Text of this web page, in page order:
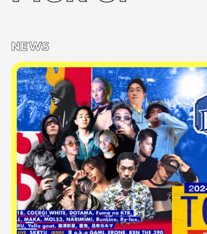
NEWS